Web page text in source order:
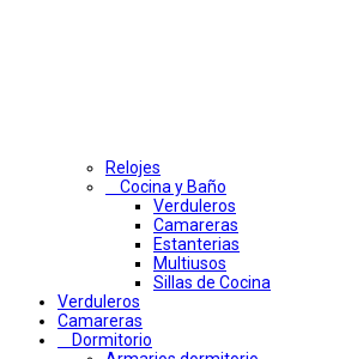
Relojes
Cocina y Baño
Verduleros
Camareras
Estanterias
Multiusos
Sillas de Cocina
Verduleros
Camareras
Dormitorio